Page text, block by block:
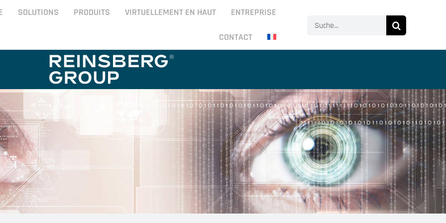
SOLUTIONS PRODUITS VIRTUELLEMENT EN HAUT ENTREPRISE
CONTACT
Search